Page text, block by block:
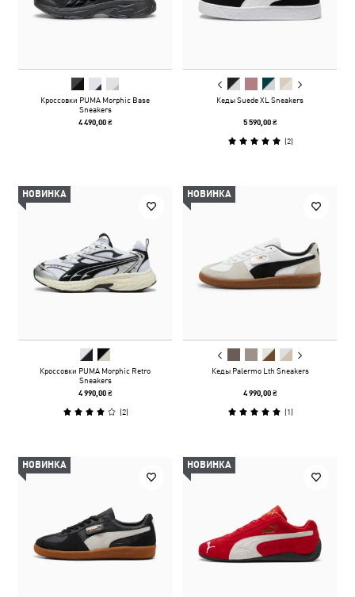
Кроссовки PUMA Morphic Base
Sneakers
4 490,00 ₴
Кеды Suede XL Sneakers
5 590,00 ₴
(2)
НОВИНКА
Кроссовки PUMA Morphic Retro
Sneakers
4 990,00 ₴
(2)
НОВИНКА
Кеды Palermo Lth Sneakers
4 990,00 ₴
(1)
НОВИНКА НОВИНКА